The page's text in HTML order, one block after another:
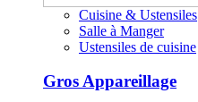
Cuisine & Ustensiles
Salle à Manger
Ustensiles de cuisine
Gros Appareillage